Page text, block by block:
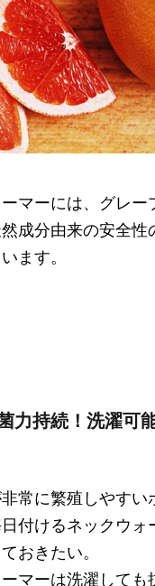
マーには、グレー
成分由来の安全性
ます。
力持続！洗濯可
常に繁殖しやすい
付けるネックウォ
おきたい。
マーは洗濯しても